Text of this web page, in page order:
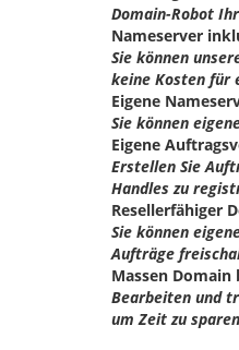
Domain-Robot
Nameserver
Sie können
keine Kosten für
Eigene
Sie können
Eigene
Erstellen Sie
Handles zu
Resellerfähiger
Sie können
Aufträge
Massen
Bearbeiten und
um Zeit zu sparen